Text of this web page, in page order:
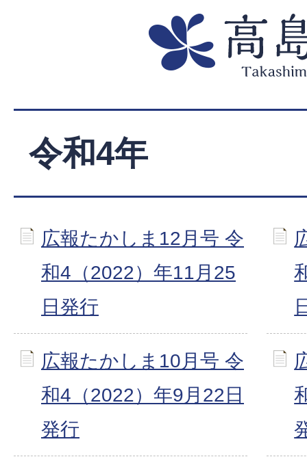
令和4年
広報たかしま12月号 令
和4（2022）年11月25
日発行
広報たかしま10月号 令
和4（2022）年9月22日
発行